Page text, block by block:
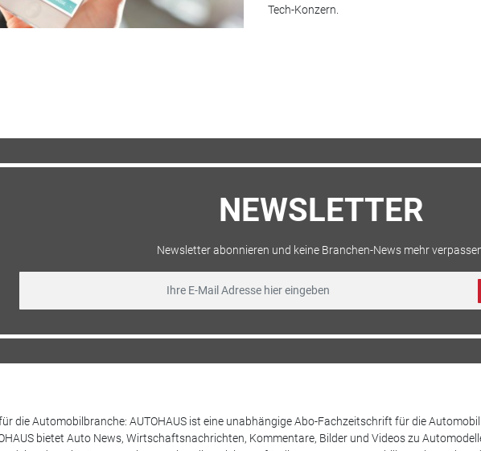
Tech-Konzern.
NEWSLETTER
Newsletter abonnieren und keine Branchen-News mehr
die Automobilbranche: AUTOHAUS ist eine unabhängige Abo-Fachzeitschrift für die
bietet Auto News, Wirtschaftsnachrichten, Kommentare, Bilder und Videos zu